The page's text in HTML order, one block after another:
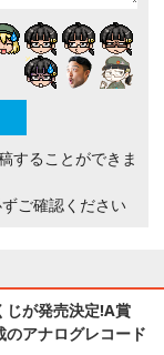
することができま
ご確認ください
じが発売決定!A賞
アナログレコード